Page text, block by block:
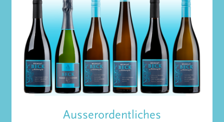
Ausserordentliches